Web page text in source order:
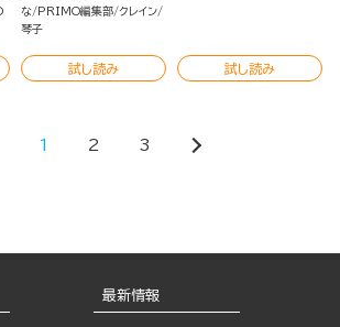
な
PRIMO編集部 クレイン
琴子
試し読み 試し読み
1 2 3
最新情報